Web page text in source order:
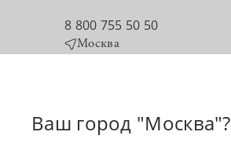
8 800 755 50 50
Москва
КАТАЛОГ
Ваш город "Москва"?